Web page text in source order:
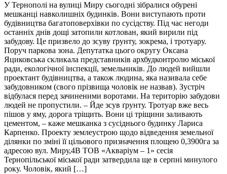
У Тернополі на вулиці Миру сьогодні зібралися обурені
мешканці навколишніх будинків. Вони виступають проти
будівництва багатоповерхівки по сусідству. Під час негоди
останніх днів дощі затопили котлован, який вирили під
забудову. Це призвело до зсуву ґрунту, зокрема, і тротуару.
Поруч паркова зона. Депутатка цього округу Оксана
Яциковська скликала представників архбудконтролю міської
ради, екологічної інспекції, земельників. До людей вийшли
проектант будівництва, а також людина, яка називала себе
забудовником (свого прізвища чоловік не назвав). Зустріч
відбулася перед зачиненими воротами. На територію забудови
людей не пропустили. – Йде зсув ґрунту. Тротуар вже весь
пішов у яму, дорога тріщить. Вони ці тріщини заливають
цементом, – каже мешканка з сусіднього будинку Лариса
Карпенко. Проекту землеустрою щодо відведення земельної
ділянки по зміні її цільового призначення площею 0,3900га за
адресою вул. Миру,4В ТОВ «Акваріум – 1» сесія
Тернопільської міської ради затвердила ще в серпні минулого
року. Чоловік, який […]